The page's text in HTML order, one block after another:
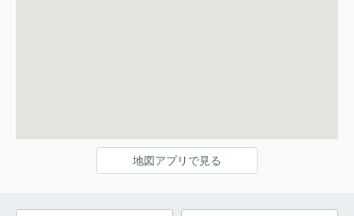
地図アプリで見る